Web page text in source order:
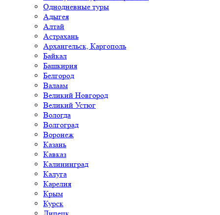
Однодневные туры
Адыгея
Алтай
Астрахань
Архангельск, Каргополь
Байкал
Башкирия
Белгород
Валаам
Великий Новгород
Великий Устюг
Вологда
Волгоград
Воронеж
Казань
Кавказ
Калининград
Калуга
Карелия
Крым
Курск